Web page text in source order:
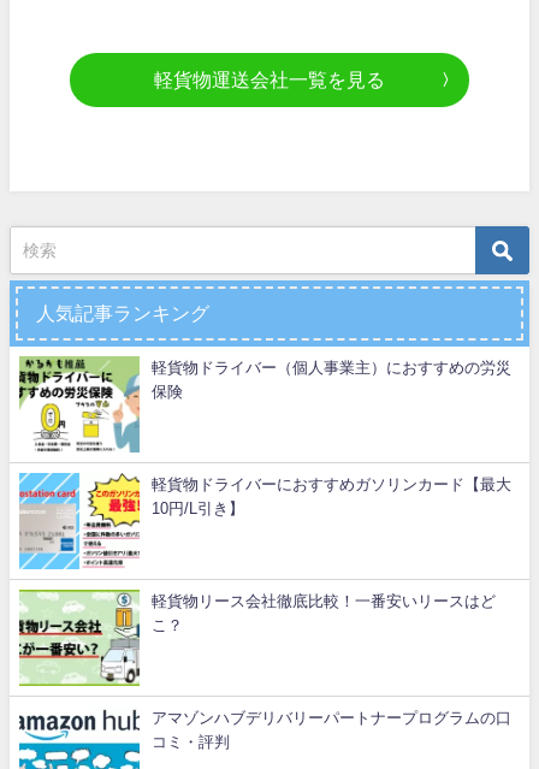
軽貨物運送会社一覧を見る
人気記事ランキング
軽貨物ドライバー（個人事業主）におすすめの労災
保険
軽貨物ドライバーにおすすめガソリンカード【最大
10円/L引き】
軽貨物リース会社徹底比較！一番安いリースはど
こ？
アマゾンハブデリバリーパートナープログラムの口
コミ・評判